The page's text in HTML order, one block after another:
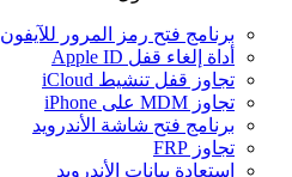
برنامج فتح رمز المرور للآيفون
أداة إلغاء قفل Apple ID
تجاوز قفل تنشيط iCloud
تجاوز MDM على iPhone
برنامج فتح شاشة الأندرويد
تجاوز FRP
استعادة بيانات الأندرويد